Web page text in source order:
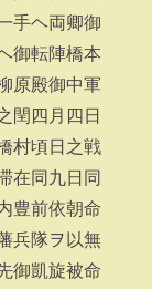
手ヘ両卿御
御転陣橋本
原殿御中軍
閏四月四日
村頃日之戦
在同九日同
豊前依朝命
兵隊ヲ以無
御凱旋被命